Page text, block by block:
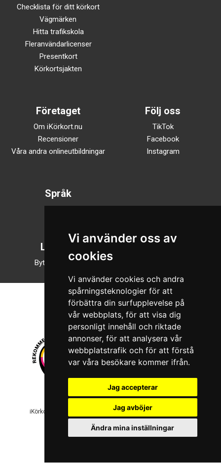
Vi använder oss av
cookies
Vi använder cookies och andra
spårningsteknologier för att
förbättra din surfupplevelse på
vår webbplats, för att visa dig
personligt innehåll och riktade
annonser, för att analysera vår
webbplatstrafik och för att förstå
var våra besökare kommer ifrån.
Jag accepterar
Jag avböjer
Ändra mina inställningar
Checklista för ditt körkort
Vägmärken
Hitta trafikskola
Fleranvändarlicenser
Presentkort
Körkortsjakten
Företaget
Om iKörkort.nu
Recensioner
Våra andra onlineutbildningar
Följ oss
TikTok
Facebook
Instagram
Språk
Läsläge
Byt till nattläge
© 2026 Boboshi AB. Alla rättigheter förbehålls.
iKörkort är ett registrerat varumärke som tillhör Boboshi AB.